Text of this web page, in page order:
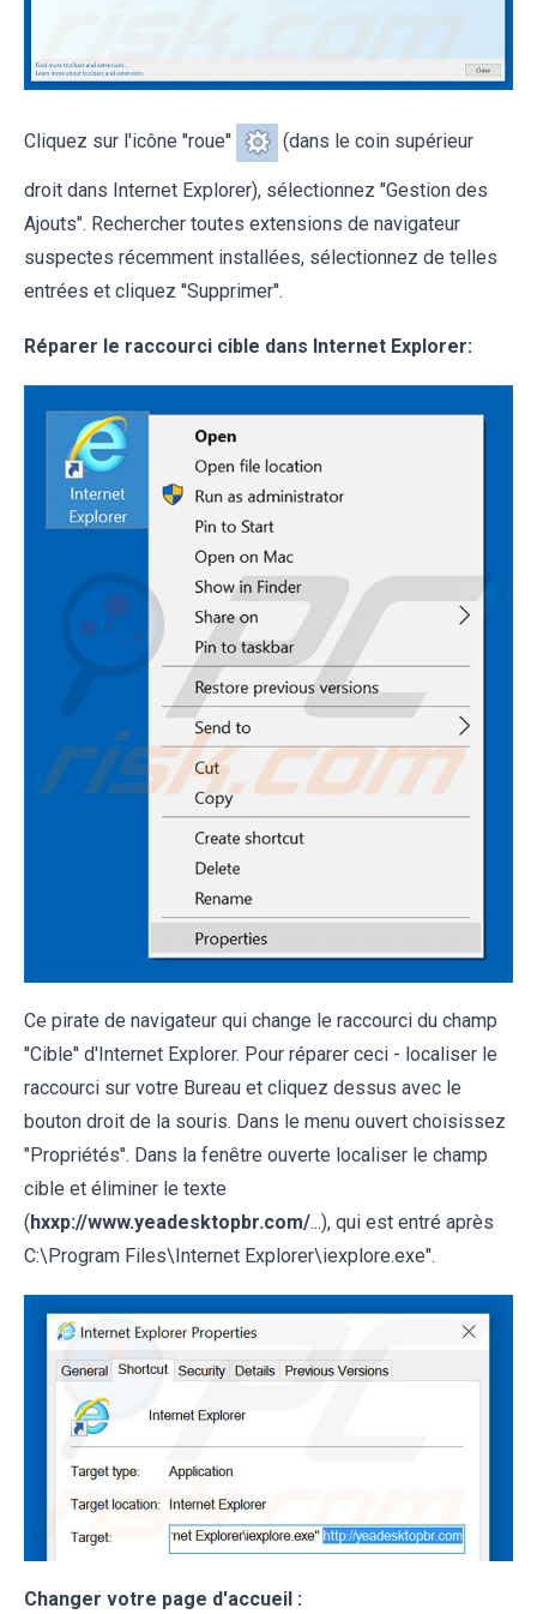
Cliquez sur l'icône ''roue'' (dans le coin supérieur
droit dans Internet Explorer), sélectionnez "Gestion des
Ajouts". Rechercher toutes extensions de navigateur
suspectes récemment installées, sélectionnez de telles
entrées et cliquez ''Supprimer''.
Réparer le raccourci cible dans Internet Explorer:
Ce pirate de navigateur qui change le raccourci du champ
''Cible'' d'Internet Explorer. Pour réparer ceci - localiser le
raccourci sur votre Bureau et cliquez dessus avec le
bouton droit de la souris. Dans le menu ouvert choisissez
"Propriétés". Dans la fenêtre ouverte localiser le champ
cible et éliminer le texte
(hxxp://www.yeadesktopbr.com/...), qui est entré après
C:\Program Files\Internet Explorer\iexplore.exe".
Changer votre page d'accueil :